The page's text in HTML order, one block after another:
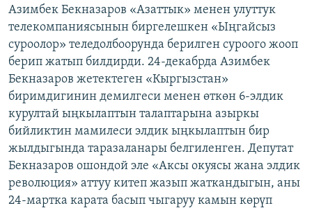
ЫҢГАЙСЫЗ СУРООЛОР
ЭЕ/АРнун бардык сайттары
Азимбек Бекназаров «Азаттык» менен улуттук
телекомпаниясынын биргелешкен «Ыңгайсыз
суроолор» теледолбоорунда берилген суроого жооп
берип жатып билдирди. 24-декабрда Азимбек
Бекназаров жетектеген «Кыргызстан»
биримдигинин демилгеси менен өткөн 6-элдик
курултай ыңкылаптын талаптарына азыркы
бийликтин мамилеси элдик ыңкылаптын бир
жылдыгында таразаланары белгиленген. Депутат
Бекназаров ошондой эле «Аксы окуясы жана элдик
революция» аттуу китеп жазып жаткандыгын, аны
24-мартка карата басып чыгаруу камын көрүп